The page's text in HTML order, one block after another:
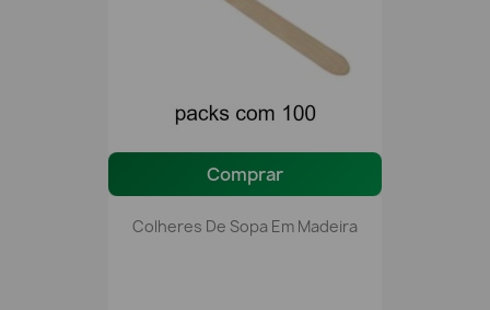
Comprar
Colheres De Sopa Em Madeira